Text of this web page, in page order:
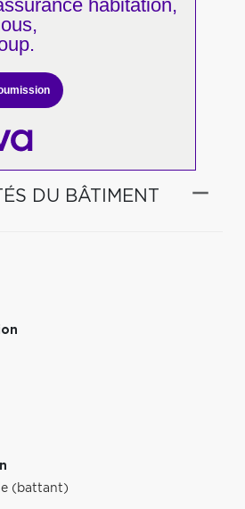
habitation,
DU BÂTIMENT
(battant)